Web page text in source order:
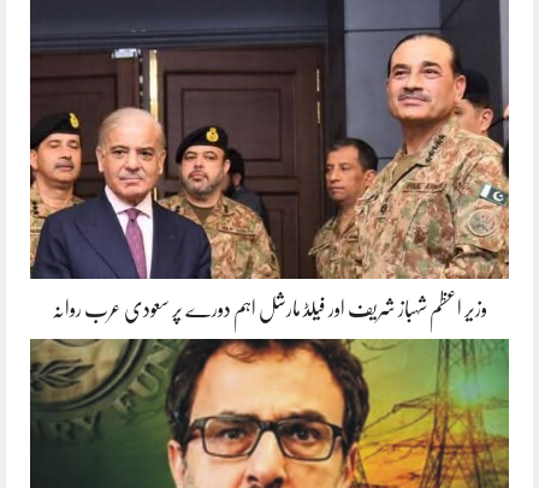
وزیر اعظم شہباز شریف اور فیلڈ مارشل اہم دورے پر سعودی عرب روانہ